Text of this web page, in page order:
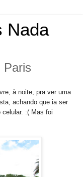
Nada
Paris
à noite, pra ver uma
achando que ia ser
celular. :( Mas foi